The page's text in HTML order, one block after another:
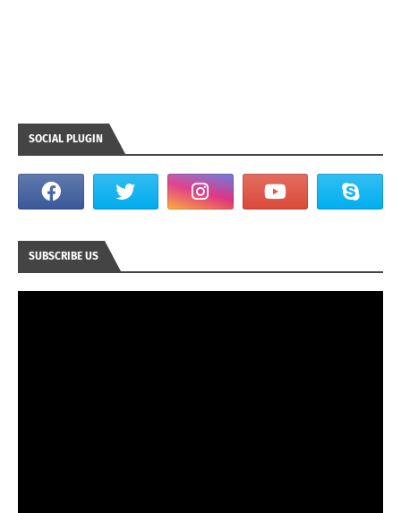
SOCIAL PLUGIN
SUBSCRIBE US